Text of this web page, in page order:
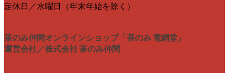
定休日／水曜日（年末年始を除く）
茶のみ仲間オンラインショップ「茶のみ 電網堂」
運営会社／株式会社 茶のみ仲間